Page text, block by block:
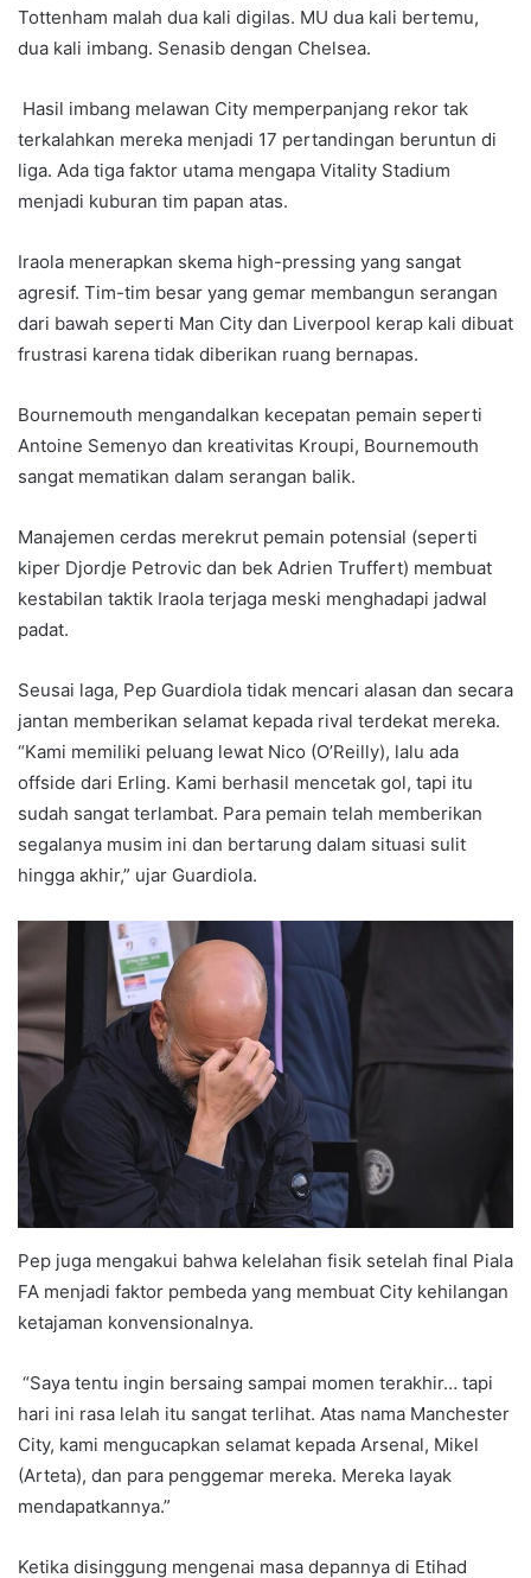
Tottenham malah dua kali digilas. MU dua kali bertemu,
dua kali imbang. Senasib dengan Chelsea.
Hasil imbang melawan City memperpanjang rekor tak
terkalahkan mereka menjadi 17 pertandingan beruntun di
liga. Ada tiga faktor utama mengapa Vitality Stadium
menjadi kuburan tim papan atas.
Iraola menerapkan skema high-pressing yang sangat
agresif. Tim-tim besar yang gemar membangun serangan
dari bawah seperti Man City dan Liverpool kerap kali dibuat
frustrasi karena tidak diberikan ruang bernapas.
Bournemouth mengandalkan kecepatan pemain seperti
Antoine Semenyo dan kreativitas Kroupi, Bournemouth
sangat mematikan dalam serangan balik.
Manajemen cerdas merekrut pemain potensial (seperti
kiper Djordje Petrovic dan bek Adrien Truffert) membuat
kestabilan taktik Iraola terjaga meski menghadapi jadwal
padat.
Seusai laga, Pep Guardiola tidak mencari alasan dan secara
jantan memberikan selamat kepada rival terdekat mereka.
“Kami memiliki peluang lewat Nico (O’Reilly), lalu ada
offside dari Erling. Kami berhasil mencetak gol, tapi itu
sudah sangat terlambat. Para pemain telah memberikan
segalanya musim ini dan bertarung dalam situasi sulit
hingga akhir,” ujar Guardiola.
Pep juga mengakui bahwa kelelahan fisik setelah final Piala
FA menjadi faktor pembeda yang membuat City kehilangan
ketajaman konvensionalnya.
“Saya tentu ingin bersaing sampai momen terakhir… tapi
hari ini rasa lelah itu sangat terlihat. Atas nama Manchester
City, kami mengucapkan selamat kepada Arsenal, Mikel
(Arteta), dan para penggemar mereka. Mereka layak
mendapatkannya.”
Ketika disinggung mengenai masa depannya di Etihad